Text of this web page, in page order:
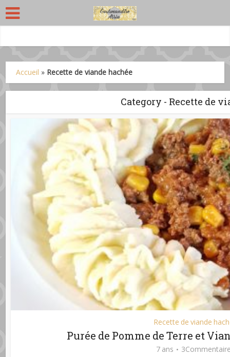
Accueil » Recette de viande hachée
Category - Recette de
Recette de viande
Purée de Pomme de Terre et
7 ans